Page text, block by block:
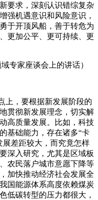
要求，深刻认识错综复杂
强机遇意识和风险意识，
于开顶风船，善于转危为
更加公平、更可持续、更
专家座谈会上的讲话）
上，要根据新发展阶段的
贯彻新发展理念，切实解
高质量发展。比如，科技
基础能力，存在诸多“卡
展差距较大，而究竟怎样
深入研究，尤其是区域板
农民落户城市意愿下降等
加快推动经济社会发展全
国能源体系高度依赖煤炭
低碳转型的压力都很大，